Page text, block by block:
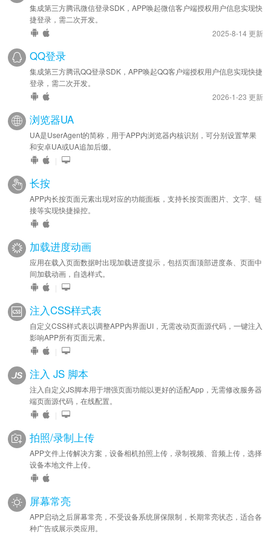
集成第三方腾讯微信登录SDK，APP唤起微信客户端授权用户信息实现快
捷登录，需二次开发。
2025-8-14 更新
QQ登录
集成第三方腾讯QQ登录SDK，APP唤起QQ客户端授权用户信息实现快捷
登录，需二次开发。
2026-1-23 更新
浏览器UA
UA是UserAgent的简称，用于APP内浏览器内核识别，可分别设置苹果
和安卓UA或UA追加后缀。
|
长按
APP内长按页面元素出现对应的功能面板，支持长按页面图片、文字、链
接等实现快捷操控。
加载进度动画
应用在载入页面数据时出现加载进度提示，包括页面顶部进度条、页面中
间加载动画，自选样式。
|
注入CSS样式表
自定义CSS样式表以调整APP内界面UI，无需改动页面源代码，一键注入
影响APP所有页面元素。
|
注入 JS 脚本
注入自定义JS脚本用于增强页面功能以更好的适配App，无需修改服务器
端页面源代码，在线配置。
|
拍照/录制上传
APP文件上传解决方案，设备相机拍照上传，录制视频、音频上传，选择
设备本地文件上传。
屏幕常亮
APP启动之后屏幕常亮，不受设备系统屏保限制，长期常亮状态，适合各
种广告或展示类应用。